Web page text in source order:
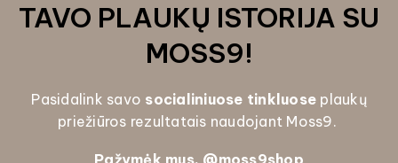
TAVO PLAUKŲ ISTORIJA SU
MOSS9!
Pasidalink savo socialiniuose tinkluose plaukų
priežiūros rezultatais naudojant Moss9.
Pažymėk mus, @moss9shop